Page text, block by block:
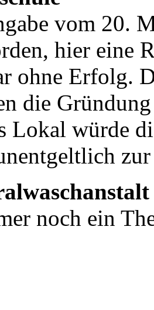
vom 20.
hier eine
ohne Erfolg.
die
Lokal würde
noch ein